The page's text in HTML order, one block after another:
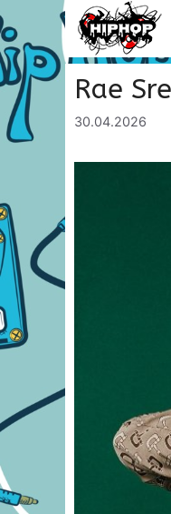
Перейти
к
содержимому
Rae
30.04.2026